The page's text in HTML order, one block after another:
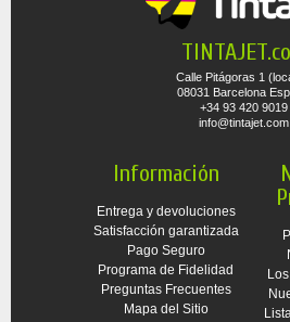
Calle Pitágoras 1
08031 Barcelona
+34 93 420 9019
info@tintajet.com
Información
Entrega y devoluciones
Satisfacción garantizada
Pago Seguro
Programa de Fidelidad
Preguntas Frecuentes
Mapa del Sitio